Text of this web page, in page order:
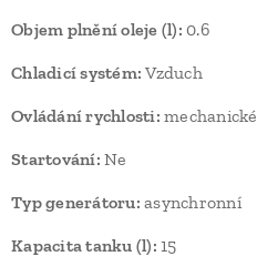
Objem plnění oleje (l):0.6
Chladicí systém:Vzduch
Ovládání rychlosti:mechanické
Startování:Ne
Typ generátoru:asynchronní
Kapacita tanku (l):15